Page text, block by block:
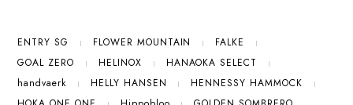
ENTRY SG FLOWER MOUNTAIN
FALKE
GOAL ZERO
HELINOX
HANAOKA SELECT
handvaerk
HELLY HANSEN
HENNESSY HAMMOCK